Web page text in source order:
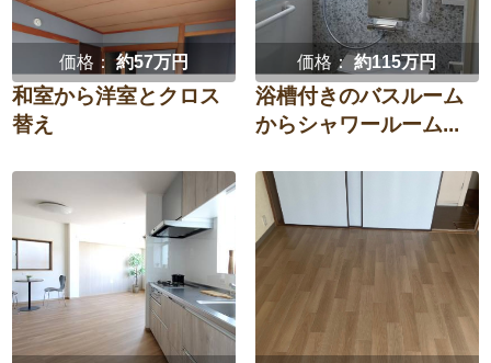
価格：約57万円
和室から洋室とクロス
替え
価格：約115万円
浴槽付きのバスルーム
からシャワールーム...